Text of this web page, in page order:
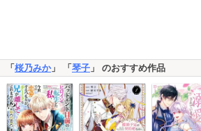
「桜乃みか」 「琴子 」 のおすすめ作品